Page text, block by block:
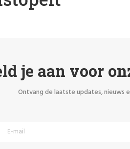
je aan voor
Ontvang de laatste updates, nieuws